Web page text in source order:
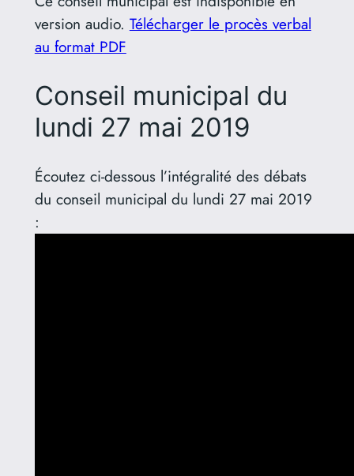
version audio. Télécharger le procès verbal
au format PDF
Conseil municipal du
lundi 27 mai 2019
Écoutez ci-dessous l’intégralité des débats
du conseil municipal du lundi 27 mai 2019
: